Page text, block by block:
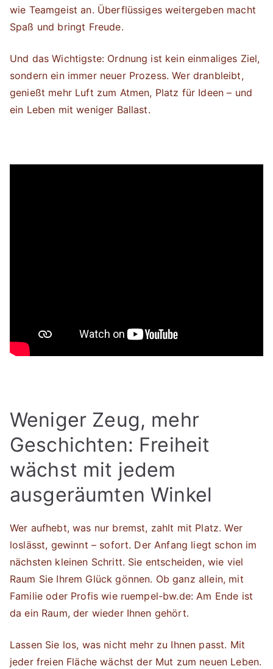
wie Teamgeist an. Überflüssiges weitergeben macht
Spaß und bringt Freude.
Und das Wichtigste: Ordnung ist kein einmaliges Ziel,
sondern ein immer neuer Prozess. Wer dranbleibt,
genießt mehr Luft zum Atmen, Platz für Ideen – und
ein Leben mit weniger Ballast.
Weniger Zeug, mehr
Geschichten: Freiheit
wächst mit jedem
ausgeräumten Winkel
Wer aufhebt, was nur bremst, zahlt mit Platz. Wer
loslässt, gewinnt – sofort. Der Anfang liegt schon im
nächsten kleinen Schritt. Sie entscheiden, wie viel
Raum Sie Ihrem Glück gönnen. Ob ganz allein, mit
Familie oder Profis wie ruempel-bw.de: Am Ende ist
da ein Raum, der wieder Ihnen gehört.
Lassen Sie los, was nicht mehr zu Ihnen passt. Mit
jeder freien Fläche wächst der Mut zum neuen Leben.